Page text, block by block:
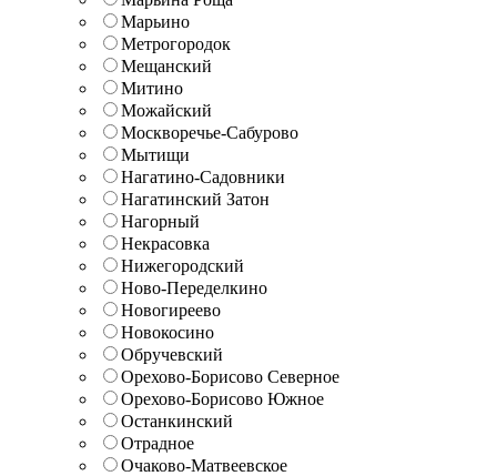
Марьино
Метрогородок
Мещанский
Митино
Можайский
Москворечье-Сабурово
Мытищи
Нагатино-Садовники
Нагатинский Затон
Нагорный
Некрасовка
Нижегородский
Ново-Переделкино
Новогиреево
Новокосино
Обручевский
Орехово-Борисово Северное
Орехово-Борисово Южное
Останкинский
Отрадное
Очаково-Матвеевское